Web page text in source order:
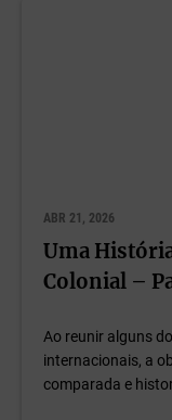
ABR 21, 2026
Uma
Colonial –
Ao reunir alguns
internacionais, a
comparada e